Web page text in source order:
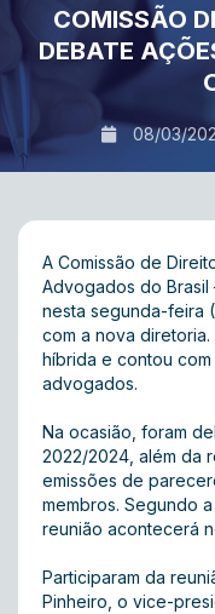
COMISSÃO
DEBATE
08/03/
A Comissão de
Advogados do Brasil
nesta segunda-feira
com a nova
híbrida e contou
advogados.
Na ocasião, foram
2022/2024, além da
emissões de
membros. Segundo
reunião acontecerá
Participaram da
Pinheiro, o vice-